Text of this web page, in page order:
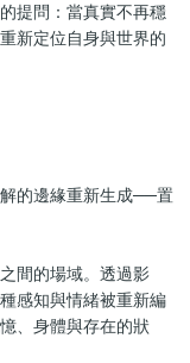
提問：當真實不再穩
新定位自身與世界的
的邊緣重新生成──置
間的場域。透過影
感知與情緒被重新編
、身體與存在的狀